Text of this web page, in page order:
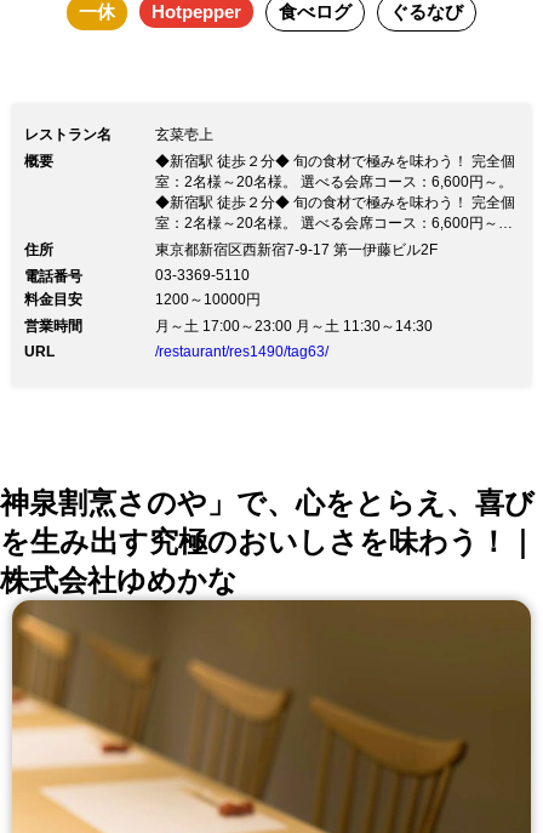
一休 Hotpepper 食べログ ぐるなび
レストラン名
玄菜壱上
概要
◆新宿駅 徒歩２分◆ 旬の食材で極みを味わう！ 完全個
室：2名様～20名様。 選べる会席コース：6,600円～。
◆新宿駅 徒歩２分◆ 旬の食材で極みを味わう！ 完全個
室：2名様～20名様。 選べる会席コース：6,600円～。
贅を尽くしたお料理と心からのおもてなしで、くつろぎ
堪能できる『玄菜壱上』。しっとりとした雰囲気の店内
は個室とテーブル席、そして職人の熱気と情熱を目の当
たりに出来るオープンキッチンのカウンターをご用意。
目の前で新鮮な素材が表情豊かな器に盛りつけられる様
一人様 税込4,000円 入店時にお支払いください。 軽い
おつまみ付きです。
住所
東京都新宿区西新宿7-9-17 第一伊藤ビル2F
電話番号
03-3369-5110
料金目安
1200～10000円
営業時間
月～土 17:00～23:00 月～土 11:30～14:30
URL
/restaurant/res1490/tag63/
神泉割烹さのや」で、心をとらえ、喜び
を生み出す究極のおいしさを味わう！｜
株式会社ゆめかな